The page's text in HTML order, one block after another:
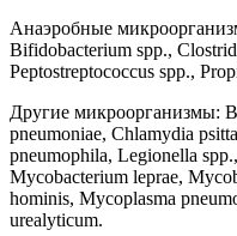
Анаэробные
Bifidobacterium spp.,
Peptostreptococcus spp.,
Другие микроорганизмы:
pneumoniae, Chlamydia
pneumophila, Legionella
Mycobacterium leprae,
hominis, Mycoplasma
urealyticum.